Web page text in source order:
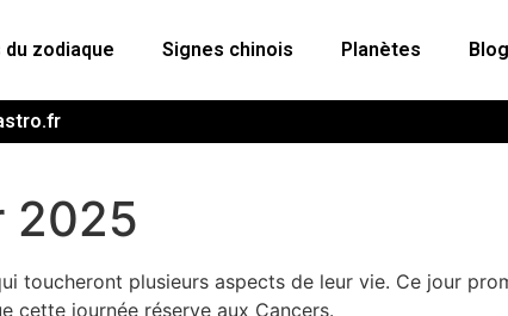
du zodiaque Signes chinois Planètes Blog
2025
toucheront plusieurs aspects de leur vie. Ce jour
cette journée réserve aux Cancers.